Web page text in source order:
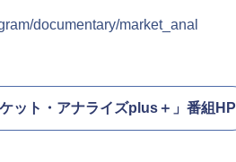
documentary/market_anal
ケット・アナライズplus＋」番組HP